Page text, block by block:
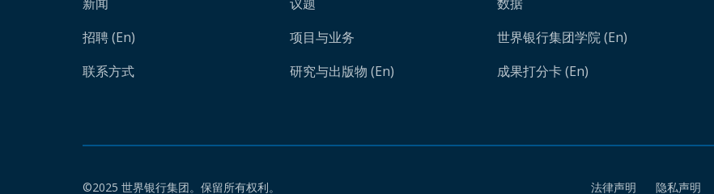
招聘 (En)
联系方式
项目与业务
研究与出版物 (En)
世界银行集团学院 (En)
成果打分卡 (En)
©2025 世界银行集团。保留所有权利。 法律声明 隐私声明